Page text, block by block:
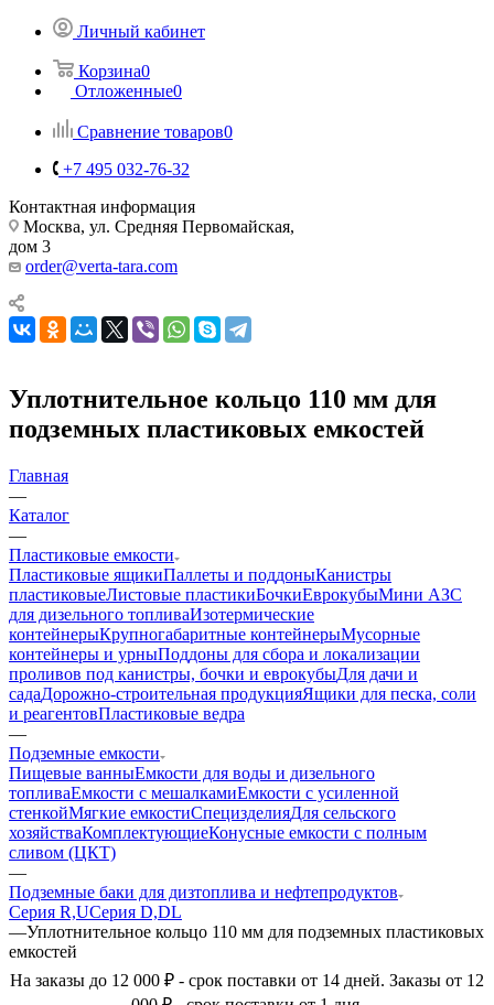
Личный кабинет
Корзина0
Отложенные0
Сравнение товаров0
+7 495 032-76-32
Контактная информация
Москва, ул. Средняя Первомайская,
дом 3
order@verta-tara.com
Уплотнительное кольцо 110 мм для
подземных пластиковых емкостей
Главная
—
Каталог
—
Пластиковые емкости
Пластиковые ящикиПаллеты и поддоныКанистры
пластиковыеЛистовые пластикиБочкиЕврокубыМини АЗС
для дизельного топливаИзотермические
контейнерыКрупногабаритные контейнерыМусорные
контейнеры и урныПоддоны для сбора и локализации
проливов под канистры, бочки и еврокубыДля дачи и
садаДорожно-строительная продукцияЯщики для песка, соли
и реагентовПластиковые ведра
—
Подземные емкости
Пищевые ванныЕмкости для воды и дизельного
топливаЕмкости с мешалкамиЕмкости с усиленной
стенкойМягкие емкостиСпецизделияДля сельского
хозяйстваКомплектующиеКонусные емкости с полным
сливом (ЦКТ)
—
Подземные баки для дизтоплива и нефтепродуктов
Серия R,UСерия D,DL
—Уплотнительное кольцо 110 мм для подземных пластиковых
емкостей
На заказы до 12 000 ₽ - срок поставки от 14 дней. Заказы от 12